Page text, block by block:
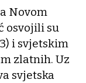
Novom
osvojili su
i svjetskim
zlatnih. Uz
svjetska